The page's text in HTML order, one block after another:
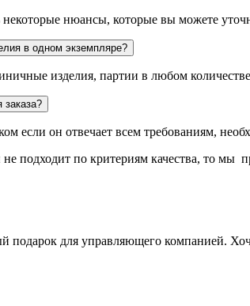
некоторые нюансы, которые вы можете
в одном экземпляре?
изделия, партии в любом
заказа?
если он отвечает всем требованиям,
подходит по критериям качества, то мы
для управляющего компанией.